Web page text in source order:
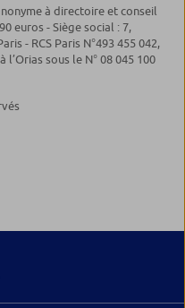
à directoire et conseil
euros - Siège social : 7,
- RCS Paris N°493 455 042,
sous le N° 08 045 100